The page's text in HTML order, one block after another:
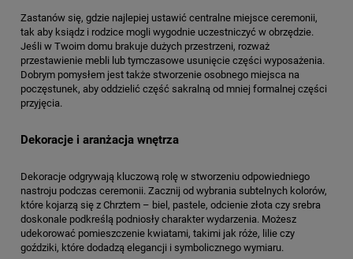
Zastanów się, gdzie najlepiej ustawić centralne miejsce ceremonii,
tak aby ksiądz i rodzice mogli wygodnie uczestniczyć w obrzędzie.
Jeśli w Twoim domu brakuje dużych przestrzeni, rozważ
przestawienie mebli lub tymczasowe usunięcie części wyposażenia.
Dobrym pomysłem jest także stworzenie osobnego miejsca na
poczęstunek, aby oddzielić część sakralną od mniej formalnej części
przyjęcia.
Dekoracje i aranżacja wnętrza
Dekoracje odgrywają kluczową rolę w stworzeniu odpowiedniego
nastroju podczas ceremonii. Zacznij od wybrania subtelnych kolorów,
które kojarzą się z Chrztem – biel, pastele, odcienie złota czy srebra
doskonale podkreślą podniosły charakter wydarzenia. Możesz
udekorować pomieszczenie kwiatami, takimi jak róże, lilie czy
goździki, które dodadzą elegancji i symbolicznego wymiaru.